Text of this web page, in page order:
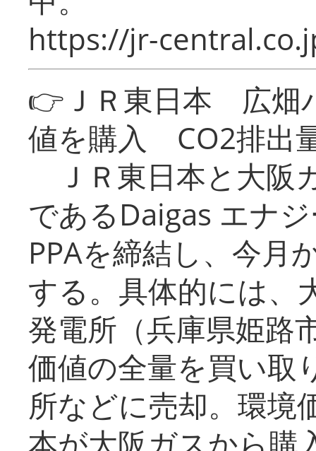
https://jr-
👉ＪＲ東日本 広畑
値を購入 CO2排出
ＪＲ東日本と大阪
であるDaigas エナ
PPAを締結し、今月
する。具体的には、
発電所（兵庫県姫路
価値の全量を買い取
所などに売却。環境